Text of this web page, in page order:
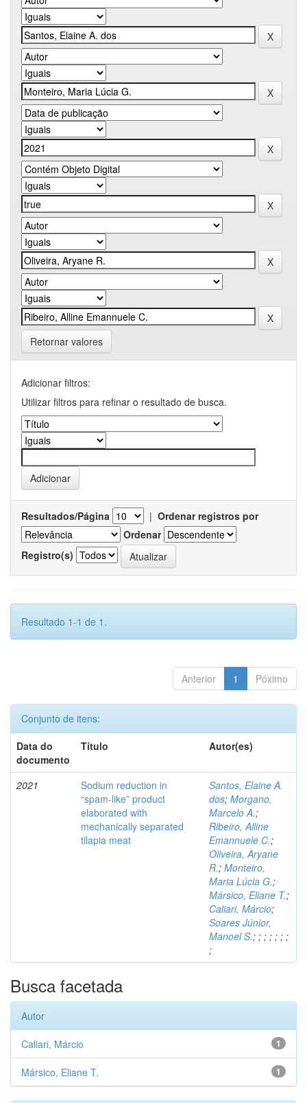
Retornar valores
Adicionar filtros:
Utilizar filtros para refinar o resultado de busca.
Resultados/Página | Ordenar registros por
Ordenar
Registro(s)
Resultado 1-1 de 1.
Anterior 1 Póximo
Conjunto de itens:
Data do
documento
Título Autor(es)
2021
Sodium reduction in
“spam-like” product
elaborated with
mechanically separated
tilapia meat
Santos, Elaine A.
dos; Morgano,
Marcelo A.;
Ribeiro, Alline
Emannuele C.;
Oliveira, Aryane
R.; Monteiro,
Maria Lúcia G.;
Mársico, Eliane T.;
Caliari, Márcio;
Soares Júnior,
Manoel S.; ; ; ; ; ; ;
;
Busca facetada
Autor
1
Caliari, Márcio
1
Mársico, Eliane T.